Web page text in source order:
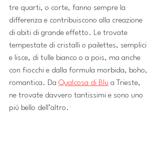
tre quarti, o corte, fanno sempre la
differenza e contribuiscono alla creazione
di abiti di grande effetto. Le trovate
tempestate di cristalli o pailettes, semplici
e lisce, di tulle bianco o a pois, ma anche
con fiocchi e dalla formula morbida, boho,
romantica. Da Qualcosa di Blu a Trieste,
ne trovate davvero tantissimi e sono uno
piú bello dell’altro.